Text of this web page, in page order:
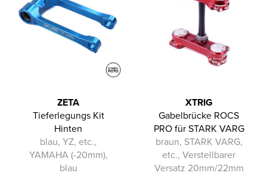
ZETA
Tieferlegungs Kit
Hinten
blau, YZ, etc.,
YAMAHA (-20mm),
blau
XTRIG
Gabelbrücke ROCS
PRO für STARK VARG
braun, STARK VARG,
etc., Verstellbarer
Versatz 20mm/22mm